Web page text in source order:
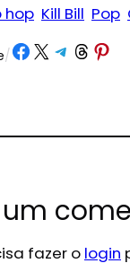
hop Kill Bill Pop
/ Share on Facebook
Share on X Share on Telegram
Share on Threads
Share on
um
fazer o login